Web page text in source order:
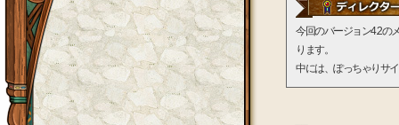
今回のバージョン4.2の
ります。
中には、ぽっちゃりサ